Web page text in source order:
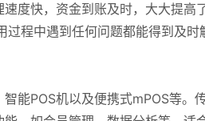
度快，资金到账及时，大大提高
过程中遇到任何问题都能得到及时
能POS机以及便携式mPOS等。